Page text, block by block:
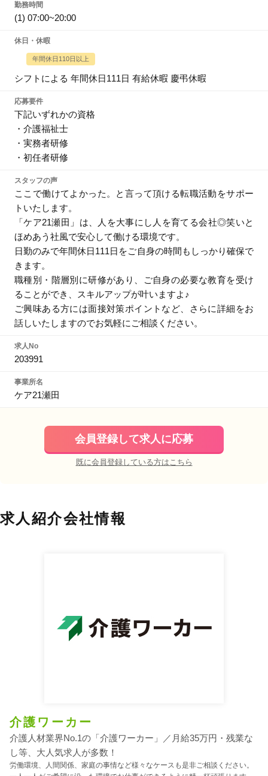
勤務時間
(1) 07:00~20:00
休日・休暇
年間休日110日以上
シフトによる 年間休日111日 有給休暇 慶弔休暇
応募要件
下記いずれかの資格
・介護福祉士
・実務者研修
・初任者研修
スタッフの声
ここで働けてよかった。と言って頂ける転職活動をサポー
トいたします。
「ケア21瀬田」は、人を大事にし人を育てる会社◎笑いと
ほめあう社風で安心して働ける環境です。
日勤のみで年間休日111日をご自身の時間もしっかり確保で
きます。
職種別・階層別に研修があり、ご自身の必要な教育を受け
ることができ、スキルアップが叶いますよ♪
ご興味ある方には面接対策ポイントなど、さらに詳細をお
話しいたしますのでお気軽にご相談ください。
求人No
203991
事業所名
ケア21瀬田
会員登録して求人に応募
既に会員登録している方はこちら
求人紹介会社情報
介護ワーカー
介護人材業界No.1の「介護ワーカー」／月給35万円・残業な
し等、大人気求人が多数！
労働環境、人間関係、家庭の事情など様々なケースも是非ご相談ください。